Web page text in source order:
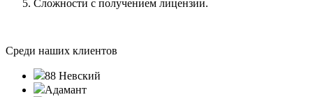
Сложности с получением лицензии.
Среди наших клиентов
88 Невский
Адамант